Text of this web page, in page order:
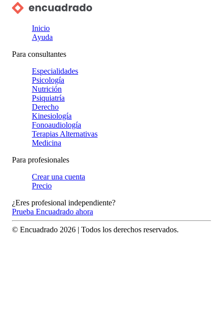
Inicio
Ayuda
Para consultantes
Especialidades
Psicología
Nutrición
Psiquiatría
Derecho
Kinesiología
Fonoaudiología
Terapias Alternativas
Medicina
Para profesionales
Crear una cuenta
Precio
¿Eres profesional independiente?
Prueba Encuadrado ahora
© Encuadrado 2026 | Todos los derechos reservados.